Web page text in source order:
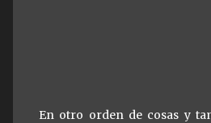
En otro orden de cosas y